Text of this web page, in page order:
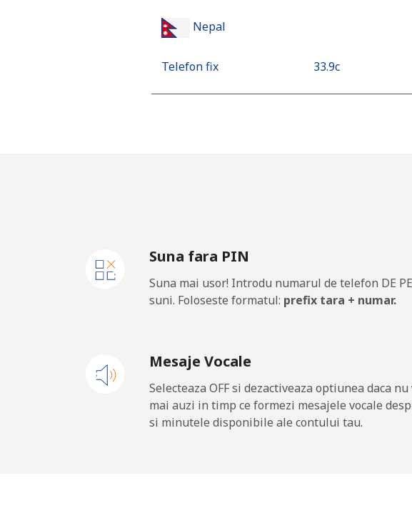
Nepal
Telefon fix ⁦33.9c⁩
New Caledonia
Telefon fix ⁦62.9c⁩
New Zealand
Telefon fix ⁦3.5c⁩
Suna fara PIN
Suna mai usor! Introdu numarul de telefon DE PE
suni. Foloseste formatul: prefix tara + numar.
Mesaje Vocale
Selecteaza OFF si dezactiveaza optiunea daca
mai auzi in timp ce formezi mesajele vocale
si minutele disponibile ale contului tau.